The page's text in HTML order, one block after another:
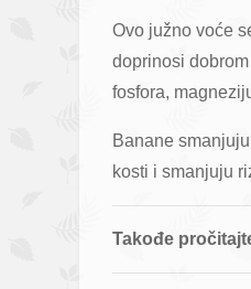
Ovo južno voće
doprinosi
fosfora,
Banane
kosti i smanjuju
Takođe